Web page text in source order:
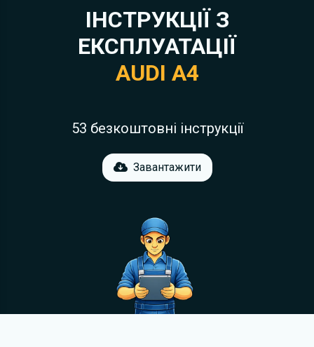
ІНСТРУКЦІЇ З
ЕКСПЛУАТАЦІЇ
AUDI A4
53 безкоштовні інструкції
Завантажити